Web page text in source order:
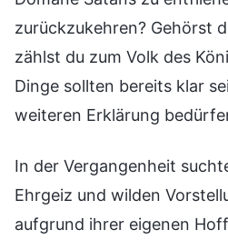
zurückzukehren? Gehörst
zählst du zum Volk des
Dinge sollten bereits klar
weiteren Erklärung
In der Vergangenheit
Ehrgeiz und wilden
aufgrund ihrer eigenen